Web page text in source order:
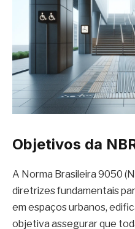
Objetivos da
A Norma Brasileira 9050
diretrizes fundamentais
em espaços urbanos,
objetiva assegurar que